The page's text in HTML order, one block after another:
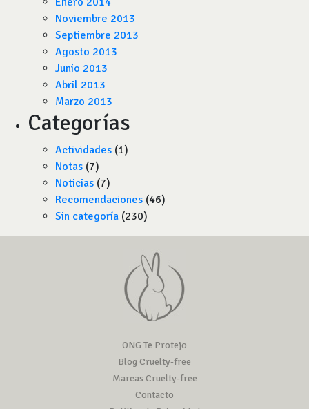
Noviembre 2013
Septiembre 2013
Agosto 2013
Junio 2013
Abril 2013
Marzo 2013
Categorías
Actividades (1)
Notas (7)
Noticias (7)
Recomendaciones (46)
Sin categoría (230)
ONG Te Protejo
Blog Cruelty-free
Marcas Cruelty-free
Contacto